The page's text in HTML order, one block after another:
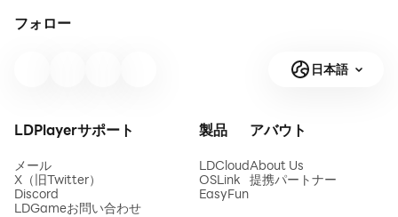
フォロー
日本語
LDPlayerサポート
メール
X（旧Twitter）
Discord
LDGameお問い合わせ
製品
LDCloud
OSLink
EasyFun
アバウト
About Us
提携パートナー